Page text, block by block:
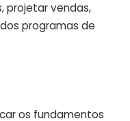
projetar vendas,
programas de
os fundamentos